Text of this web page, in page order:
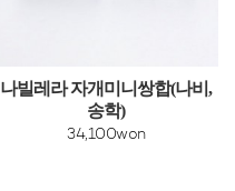
나빌레라 자개미니쌍합(나비,
송학)
34,100won